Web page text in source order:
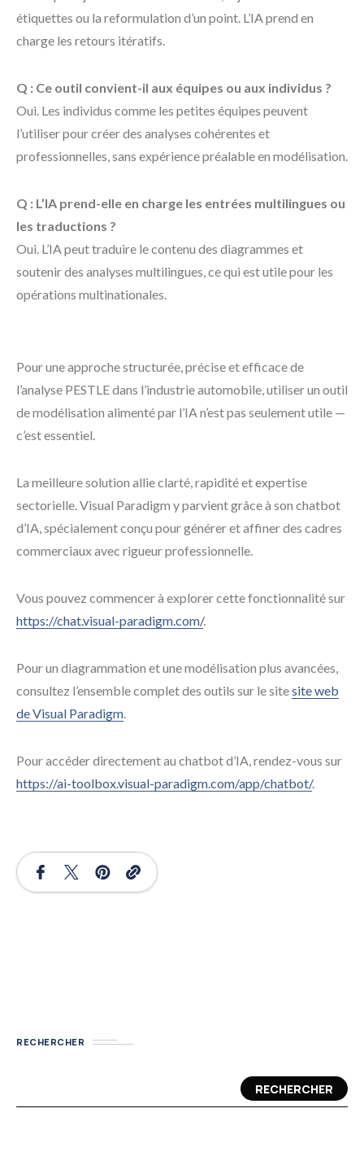
étiquettes ou la reformulation d’un point. L’IA prend en
charge les retours itératifs.
Q : Ce outil convient-il aux équipes ou aux individus ?
Oui. Les individus comme les petites équipes peuvent
l’utiliser pour créer des analyses cohérentes et
professionnelles, sans expérience préalable en modélisation.
Q : L’IA prend-elle en charge les entrées multilingues ou
les traductions ?
Oui. L’IA peut traduire le contenu des diagrammes et
soutenir des analyses multilingues, ce qui est utile pour les
opérations multinationales.
Pour une approche structurée, précise et efficace de
l’analyse PESTLE dans l’industrie automobile, utiliser un outil
de modélisation alimenté par l’IA n’est pas seulement utile —
c’est essentiel.
La meilleure solution allie clarté, rapidité et expertise
sectorielle. Visual Paradigm y parvient grâce à son chatbot
d’IA, spécialement conçu pour générer et affiner des cadres
commerciaux avec rigueur professionnelle.
Vous pouvez commencer à explorer cette fonctionnalité sur
https://chat.visual-paradigm.com/.
Pour un diagrammation et une modélisation plus avancées,
consultez l’ensemble complet des outils sur le sitesite web
de Visual Paradigm.
Pour accéder directement au chatbot d’IA, rendez-vous sur
https://ai-toolbox.visual-paradigm.com/app/chatbot/.
RECHERCHER
RECHERCHER